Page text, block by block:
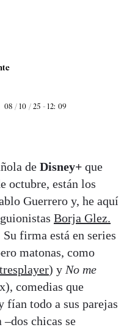
08 / 10 / 25 - 12: 09
de Disney+ que
octubre, están los
Guerrero y, he aquí
Borja Glez.
firma está en series
matonas, como
) y No me
comedias que
fían todo a sus parejas
chicas se